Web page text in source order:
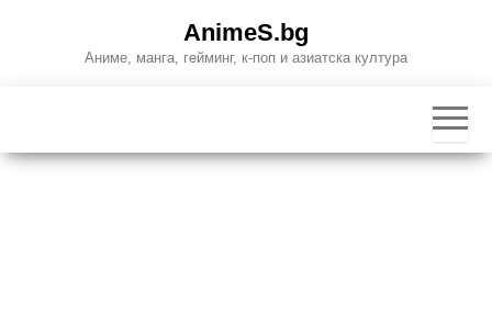
AnimeS.bg
Аниме, манга, гейминг, к-поп и азиатска култура